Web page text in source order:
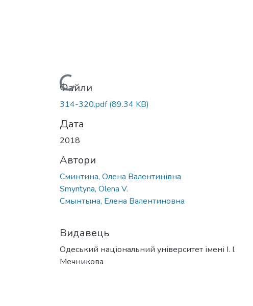
Вантажиться...
Файли
314-320.pdf(89.34 KB)
Дата
2018
Автори
Сминтина, Олена Валентинівна
Smyntyna, Olena V.
Смынтына, Елена Валентиновна
Видавець
Одеський національний університет імені І. І.
Мечникова